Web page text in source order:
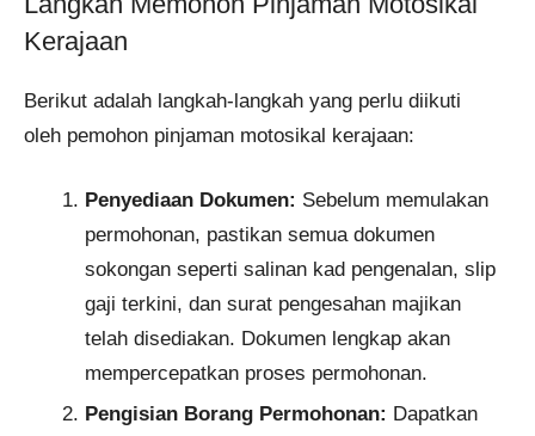
Kerajaan
Berikut adalah langkah-langkah yang perlu diikuti
oleh pemohon pinjaman motosikal kerajaan:
Penyediaan Dokumen: Sebelum memulakan
permohonan, pastikan semua dokumen
sokongan seperti salinan kad pengenalan, slip
gaji terkini, dan surat pengesahan majikan
telah disediakan. Dokumen lengkap akan
mempercepatkan proses permohonan.
Pengisian Borang Permohonan: Dapatkan